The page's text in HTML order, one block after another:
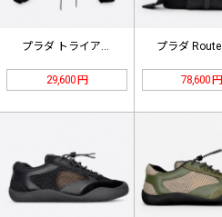
プラダ トライアングルロゴ マットナ…
29,600 円 78,600 円